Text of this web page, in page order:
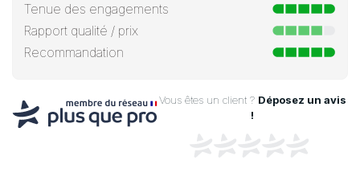
Tenue des engagements
Rapport qualité / prix
Recommandation
Vous êtes un client ? Déposez un avis
!